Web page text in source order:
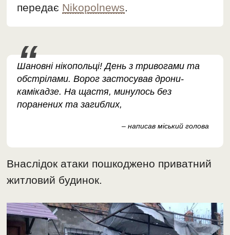
передає Nikopolnews.
Шановні нікопольці! День з тривогами та
обстрілами. Ворог застосував дрони-
камікадзе. На щастя, минулось без
поранених та загиблих,
– написав міський голова
Внаслідок атаки пошкоджено приватний
житловий будинок.